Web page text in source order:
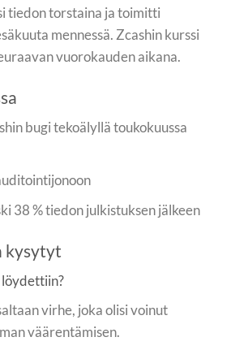
tiedon torstaina ja toimitti
mennessä. Zcashin kurssi
vuorokauden aikana.
bugi tekoälyllä toukokuussa
38 % tiedon julkistuksen jälkeen
kysytyt
löydettiin?
virhe, joka olisi voinut
väärentämisen.